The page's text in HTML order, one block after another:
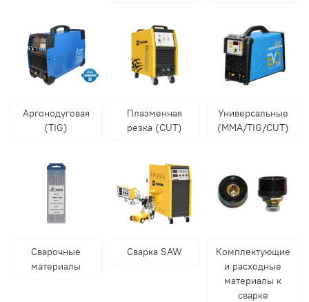
Аргонодуговая
(TIG)
Плазменная
резка (CUT)
Универсальные
(MMA/TIG/CUT)
Сварочные
материалы
Сварка SAW
Комплектующие
и расходные
материалы к
сварке